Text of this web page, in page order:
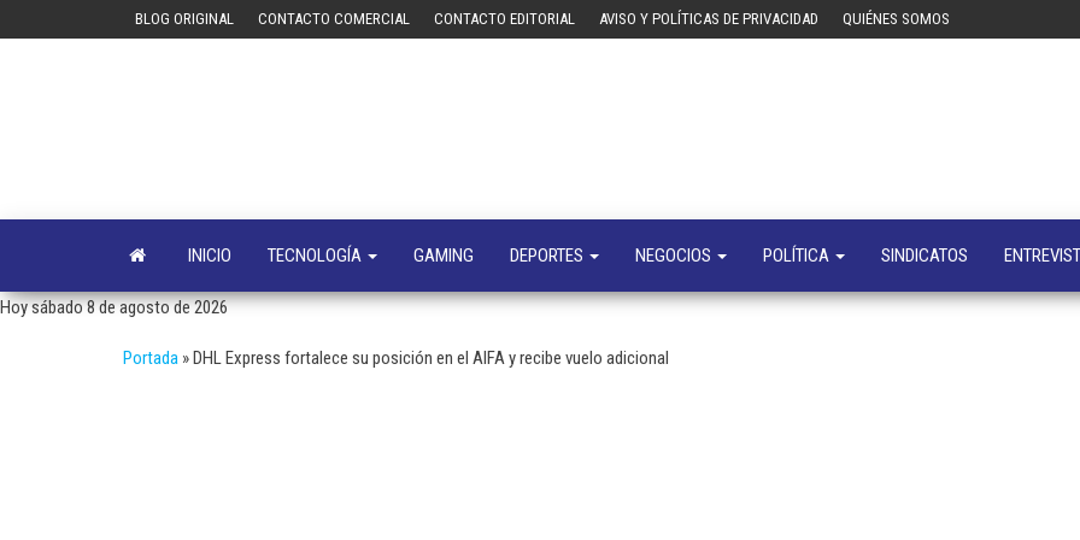
BLOG ORIGINAL CONTACTO COMERCIAL CONTACTO EDITORIAL AVISO Y POLÍTICAS DE PRIVACIDAD QUIÉNES SOMOS
negocios
INICIO TECNOLOGÍA GAMING DEPORTES NEGOCIOS POLÍTICA SINDICATOS
Hoy sábado 8 de agosto de 2026
Portada »DHL Express fortalece su posición en el AIFA y recibe vuelo adicional